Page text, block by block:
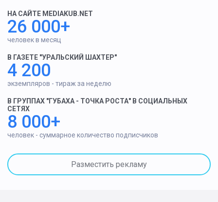
НА САЙТЕ MEDIAKUB.NET
26 000+
человек в месяц
В ГАЗЕТЕ "УРАЛЬСКИЙ ШАХТЕР"
4 200
экземпляров - тираж за неделю
В ГРУППАХ "ГУБАХА - ТОЧКА РОСТА" В СОЦИАЛЬНЫХ
СЕТЯХ
8 000+
человек - суммарное количество подписчиков
Разместить рекламу